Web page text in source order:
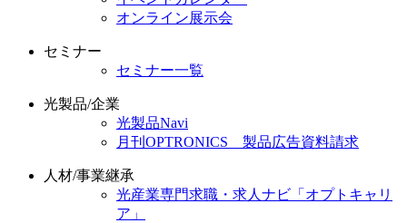
オンライン展示会
セミナー
セミナー一覧
光製品/企業
光製品Navi
月刊OPTRONICS 製品広告資料請求
人材/事業継承
光産業専門求職・求人ナビ「オプトキャリ
ア」